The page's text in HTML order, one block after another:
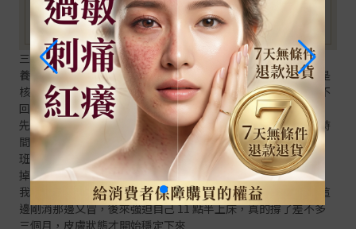
三、除了喝茶，還有哪些養肝方法真的有用？
養肝不只是喝茶這麼簡單，作息、飲食、情緒管理，這三個才是
核心，茶只是輔助，你每天熬夜到兩三點，喝再多養肝茶也救不
回來，這個觀念是我走過八年爛臉路才真正體會到的
先講作息，中醫講肝經循行時間是凌晨 1-3 點（丑時），這段時
間你的肝臟在進行修複，如果你這時候還在滑手機、追劇、加
班，肝臟修復會被中斷，皮膚的角質代謝 28 天週期也會跟著亂
掉
我以前最慘的時候每天兩點睡，臉上的痘痘就像接力賽一樣，這
邊剛消那邊又冒，後來強迫自己 11 點半上床，真的撐了差不多
三個月，皮膚狀態才開始穩定下來